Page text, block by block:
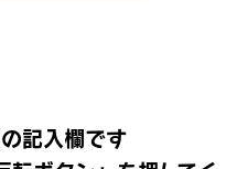
記入欄です